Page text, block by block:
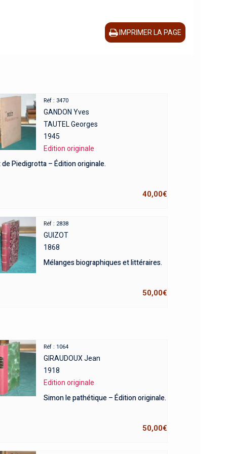
IMPRIMER LA PAGE
Réf : 3470
GANDON Yves
TAUTEL Georges
1945
Edition originale
de Piedigrotta – Édition originale.
40,00€
Réf : 2838
GUIZOT
1868
Mélanges biographiques et littéraires.
50,00€
Réf : 1064
GIRAUDOUX Jean
1918
Edition originale
Simon le pathétique – Édition originale.
50,00€